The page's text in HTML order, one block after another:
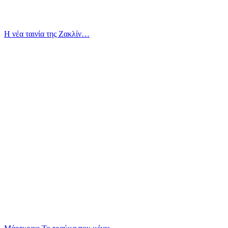
Η νέα ταινία της Ζακλίν…